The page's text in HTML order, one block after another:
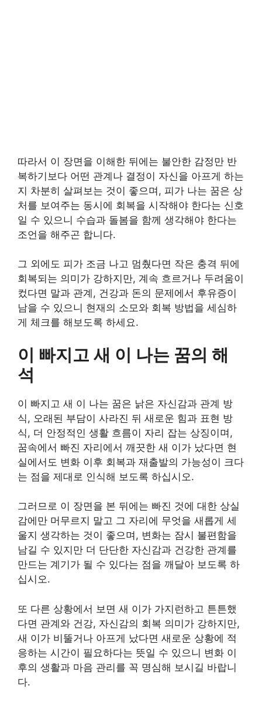
따라서 이 장면을 이해한 뒤에는 불안한 감정만 반
복하기보다 어떤 관계나 결정이 자신을 아프게 하는
지 차분히 살펴보는 것이 좋으며, 피가 나는 꿈은 상
처를 보여주는 동시에 회복을 시작해야 한다는 신호
일 수 있으니 수습과 돌봄을 함께 생각해야 한다는
조언을 해주곤 합니다.
그 외에도 피가 조금 나고 멈췄다면 작은 충격 뒤에
회복되는 의미가 강하지만, 계속 흐르거나 두려움이
컸다면 말과 관계, 건강과 돈의 문제에서 후유증이
남을 수 있으니 현재의 소모와 회복 방법을 세심하
게 체크를 해보도록 하세요.
이 빠지고 새 이 나는 꿈의 해
석
이 빠지고 새 이 나는 꿈은 낡은 자신감과 관계 방
식, 오래된 부담이 사라진 뒤 새로운 힘과 표현 방
식, 더 안정적인 생활 흐름이 자리 잡는 상징이며,
꿈속에서 빠진 자리에서 깨끗한 새 이가 났다면 현
실에서도 변화 이후 회복과 재출발의 가능성이 크다
는 점을 제대로 인식해 보도록 하십시오.
그러므로 이 장면을 본 뒤에는 빠진 것에 대한 상실
감에만 머무르지 말고 그 자리에 무엇을 새롭게 세
울지 생각하는 것이 좋으며, 변화는 잠시 불편함을
남길 수 있지만 더 단단한 자신감과 건강한 관계를
만드는 계기가 될 수 있다는 점을 깨달아 보도록 하
십시오.
또 다른 상황에서 보면 새 이가 가지런하고 튼튼했
다면 관계와 건강, 자신감의 회복 의미가 강하지만,
새 이가 비뚤거나 아프게 났다면 새로운 상황에 적
응하는 시간이 필요하다는 뜻일 수 있으니 변화 이
후의 생활과 마음 관리를 꼭 명심해 보시길 바랍니
다.